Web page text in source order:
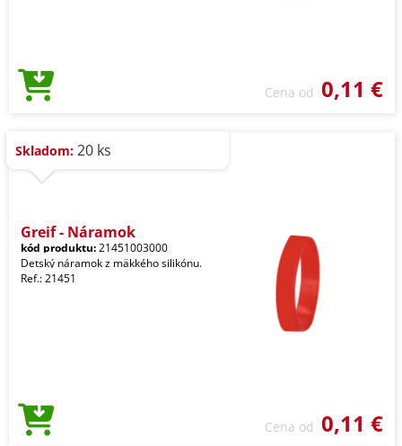
Cena od 0,11 €
Skladom: 20 ks
Greif - Náramok
kód produktu:21451003000
Detský náramok z mäkkého silikónu.
Ref.: 21451
Cena od 0,11 €